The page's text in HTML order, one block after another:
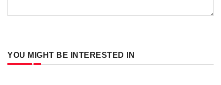
YOU MIGHT BE INTERESTED IN